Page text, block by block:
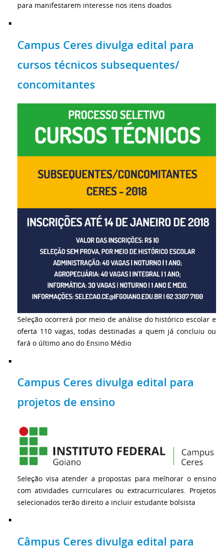
para manifestarem interesse nos itens doados
Campus Ceres divulga edital para
cursos técnicos subsequentes/
concomitantes
Seleção ocorrerá por meio de análise do histórico escolar e
oferta 110 vagas, todas destinadas a quem já concluiu ou
fará o último ano do Ensino Médio
Campus Ceres divulga edital para
projetos de ensino
Seleção visa atender a propostas para melhorar o ensino
com atividades curriculares ou extracurriculares. Projetos
selecionados terão direito a incluir estudante bolsista
Câmpus Ceres divulga edital para